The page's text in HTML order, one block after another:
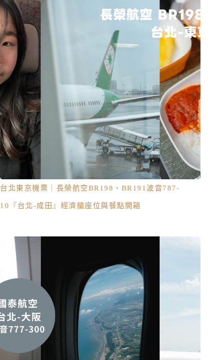
台北東京機票｜長榮航空BR198、BR191波音787-
10『台北-成田』經濟艙座位與餐點開箱